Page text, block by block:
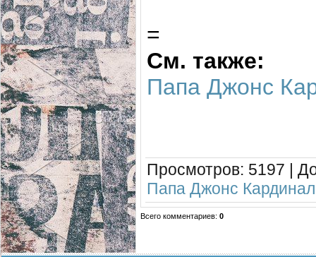
=
См. также:
Папа Джонс
Просмотров: 5197 |
Папа Джонс
Всего комментариев: 0